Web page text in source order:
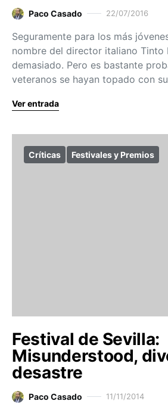
Paco Casado 22/07/2016
Seguramente para los más
nombre del director italiano Tinto
demasiado. Pero es bastante
veteranos se hayan topado con
Ver entrada
Críticas Festivales y Premios
Festival de Sevilla:
Misunderstood,
desastre
Paco Casado 11/11/2014